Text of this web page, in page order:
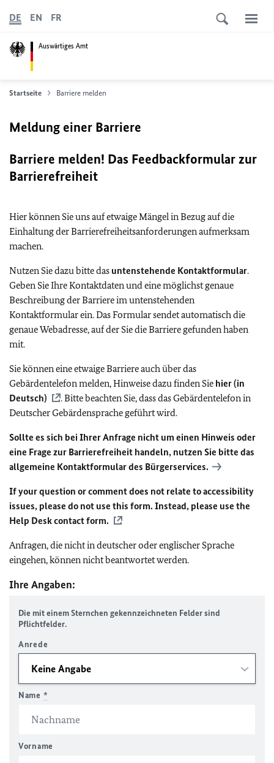
Auswärtiges Amt
DE EN FR
Startseite Barriere melden
Meldung einer Barriere
Barriere melden! Das Feedbackformular zur
Barrierefreiheit
Hier können Sie uns auf etwaige Mängel in Bezug auf die
Einhaltung der Barrierefreiheitsanforderungen aufmerksam
machen.
Nutzen Sie dazu bitte das untenstehende Kontaktformular.
Geben Sie Ihre Kontaktdaten und eine möglichst genaue
Beschreibung der Barriere im untenstehenden
Kontaktformular ein. Das Formular sendet automatisch die
genaue Webadresse, auf der Sie die Barriere gefunden haben
mit.
Sie können eine etwaige Barriere auch über das
Gebärdentelefon melden, Hinweise dazu finden Sie hier (in
Deutsch)
. Bitte beachten Sie, dass das Gebärdentelefon in
Deutscher Gebärdensprache geführt wird.
Sollte es sich bei Ihrer Anfrage nicht um einen Hinweis oder
eine Frage zur Barrierefreiheit handeln, nutzen Sie bitte das
allgemeine Kontaktformular des Bürgerservices.
If your question or comment does not relate to accessibility
issues, please do not use this form. Instead, please use the
Help Desk contact form.
Anfragen, die nicht in deutscher oder englischer Sprache
eingehen, können nicht beantwortet werden.
Ihre Angaben:
Die mit einem Sternchen gekennzeichneten Felder sind
Pflichtfelder.
Anrede
Name *
Vorname